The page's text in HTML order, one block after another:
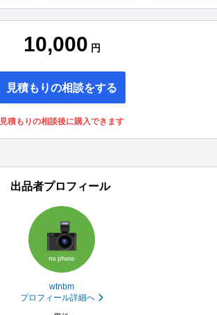
10,000 円
見積もりの相談をする
見積もりの相談後に購入できます
出品者プロフィール
wtnbm
プロフィール詳細へ